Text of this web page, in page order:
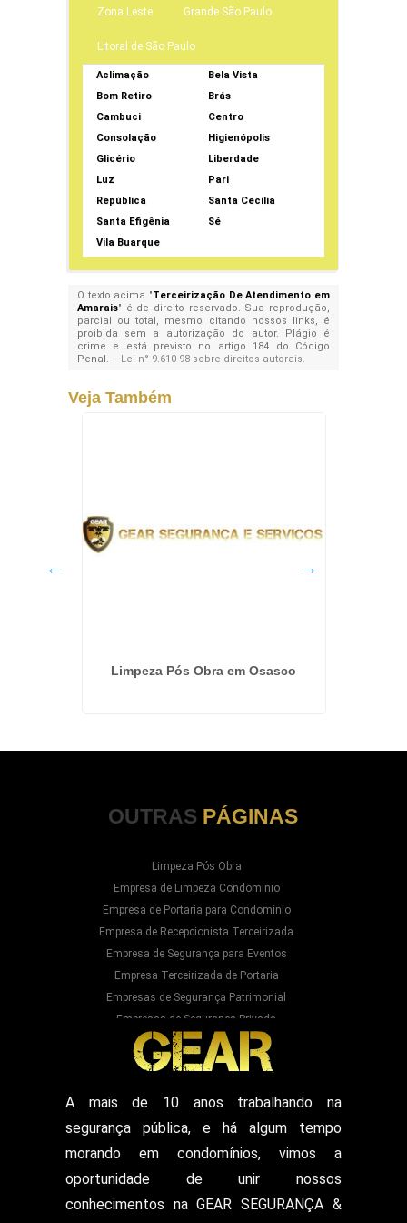
Zona Leste Grande São Paulo
Litoral de São Paulo
Aclimação
Bela Vista
Bom Retiro
Brás
Cambuci
Centro
Consolação
Higienópolis
Glicério
Liberdade
Luz
Pari
República
Santa Cecília
Santa Efigênia
Sé
Vila Buarque
O texto acima "Terceirização De Atendimento em
Amarais" é de direito reservado. Sua reprodução,
parcial ou total, mesmo citando nossos links, é
proibida sem a autorização do autor. Plágio é
crime e está previsto no artigo 184 do Código
Penal. – Lei n° 9.610-98 sobre direitos autorais.
Veja Também
Limpeza Pós Obra em Osasco
OUTRAS PÁGINAS
Limpeza Pós Obra
Empresa de Limpeza Condominio
Empresa de Portaria para Condomínio
Empresa de Recepcionista Terceirizada
Empresa de Segurança para Eventos
Empresa Terceirizada de Portaria
Empresas de Segurança Patrimonial
Empresas de Segurança Privada
Empresas Prestadoras de Serviços para
Condominios
Empresas Prestadoras de Serviços para Prédios
Prestação de Serviços de Recepção
Recepcionista Terceirizada
Segurança Particular Armado
Segurança Patrimonial E Monitoramento
Segurança Patrimonial em Hospitais
A mais de 10 anos trabalhando na
segurança pública, e há algum tempo
morando em condomínios, vimos a
oportunidade de unir nossos
conhecimentos na GEAR SEGURANÇA &